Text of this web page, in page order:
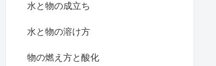
水と物の成立ち
水と物の溶け方
物の燃え方と酸化